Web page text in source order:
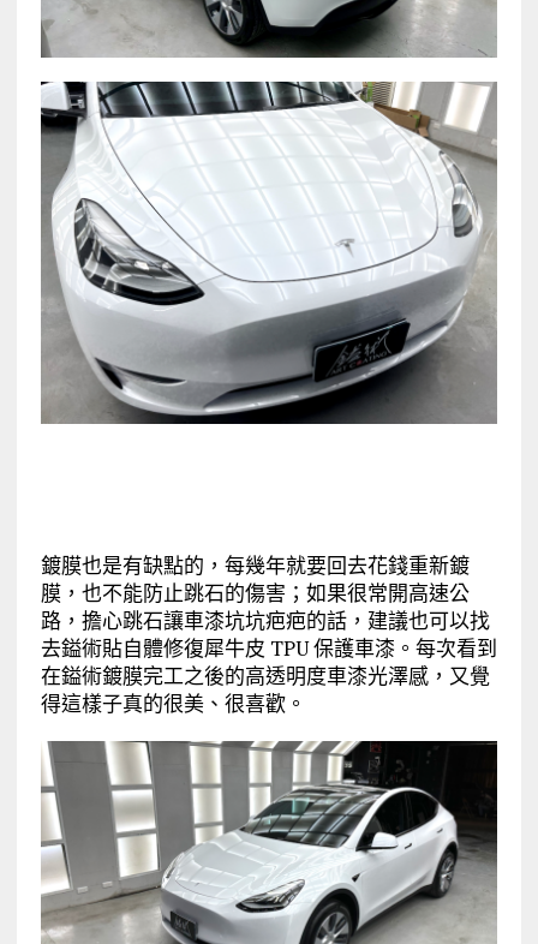
鍍膜也是有缺點的，每幾年就要回去花錢重新鍍
膜，也不能防止跳石的傷害；如果很常開高速公
路，擔心跳石讓車漆坑坑疤疤的話，建議也可以找
去鎰術貼自體修復犀牛皮 TPU 保護車漆。每次看到
在鎰術鍍膜完工之後的高透明度車漆光澤感，又覺
得這樣子真的很美、很喜歡。